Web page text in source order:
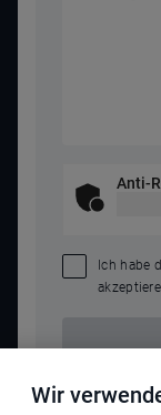
Anti-
Ich habe
Wir